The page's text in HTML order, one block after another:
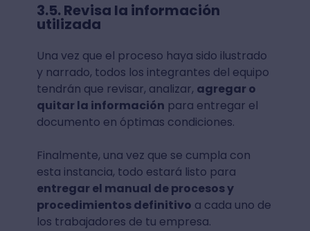
3.5. Revisa la información
utilizada
Una vez que el proceso haya sido ilustrado
y narrado, todos los integrantes del equipo
tendrán que revisar, analizar, agregar o
quitar la información para entregar el
documento en óptimas condiciones.
Finalmente, una vez que se cumpla con
esta instancia, todo estará listo para
entregar el manual de procesos y
procedimientos definitivo a cada uno de
los trabajadores de tu empresa.